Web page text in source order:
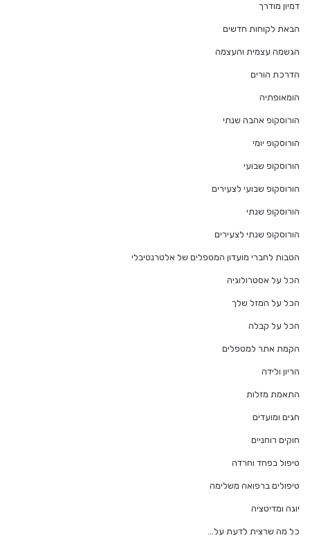
דמיון מודרך
הבאת לקוחות חדשים
הגשמה עצמית והעצמה
הדרכת הורים
הומאופתיה
הורוסקופ אהבה שנתי
הורוסקופ יומי
הורוסקופ שבועי
הורוסקופ שבועי לצעירים
הורוסקופ שנתי
הורוסקופ שנתי לצעירים
הטבות לחברי מועדון המטפלים של אלטרנטיבלי
הכל על אסטרולוגיה
הכל על המזל שלך
הכל על קבלה
הקמת אתר למטפלים
הריון ולידה
התאמת מזלות
חגים ומועדים
חוקים רוחניים
טיפול בפחד וחרדה
טיפולים ברפואה משלימה
יוגה ומדיטציה
כל מה שרצית לדעת על…